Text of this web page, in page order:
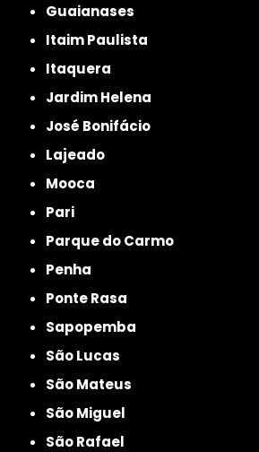
Guaianases
Itaim Paulista
Itaquera
Jardim Helena
José Bonifácio
Lajeado
Mooca
Pari
Parque do Carmo
Penha
Ponte Rasa
Sapopemba
São Lucas
São Mateus
São Miguel
São Rafael